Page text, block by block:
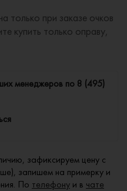
только при заказе очков
купить только оправу,
менеджеров по 8 (495)
зафиксируем цену с
запишем на примерку и
По телефону и в чате